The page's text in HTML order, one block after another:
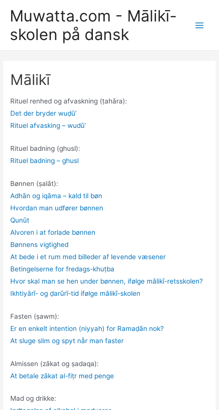
indholdet
Muwatta.com - Mālikī-
skolen på dansk
Mālikī
Rituel renhed og afvaskning (ṭahāra):
Det der bryder wuḍūʼ
Rituel afvasking – wudūʼ
Rituel badning (ghusl):
Rituel badning – ghusl
Bønnen (ṣalāt):
Adhān og iqāma – kald til bøn
Hvordan man udfører bønnen
Qunūt
Alvoren i at forlade bønnen
Bønnens vigtighed
At bede i et rum med billeder af levende væsener
Betingelserne for fredags-khuṭba
Hvor skal man se hen under bønnen, ifølge mālikī-retsskolen?
Ikhtiyārī- og ḍarūrī-tid ifølge mālikī-skolen
Fasten (ṣawm):
Er en enkelt intention (niyyah) for Ramaḍān nok?
At sluge slim og spyt når man faster
Almissen (zākat og ṣadaqa):
At betale zākat al-fiṭr med penge
Mad og drikke: